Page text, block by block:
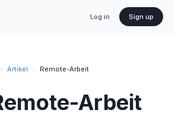
Log in Sign up
› Artikel › Remote-Arbeit
Arbeit